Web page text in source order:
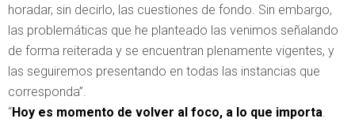
horadar, sin decirlo, las cuestiones de fondo. Sin embargo,
las problemáticas que he planteado las venimos señalando
de forma reiterada y se encuentran plenamente vigentes, y
las seguiremos presentando en todas las instancias que
corresponda”.
“Hoy es momento de volver al foco, a lo que importa